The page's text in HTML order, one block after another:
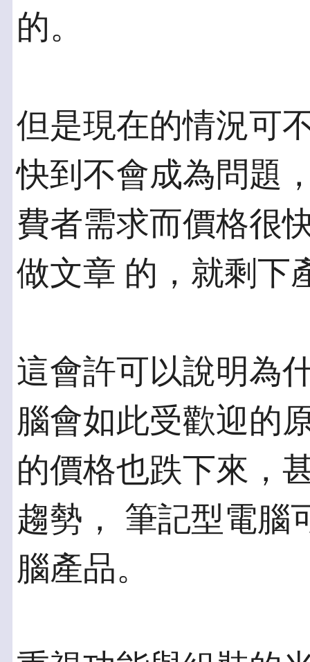
的。
但是現在的情況可
快到不會成為問題
費者需求而價格很
做文章 的，就剩下
這會許可以說明為
腦會如此受歡迎的
的價格也跌下來，
趨勢， 筆記型電腦
腦產品。